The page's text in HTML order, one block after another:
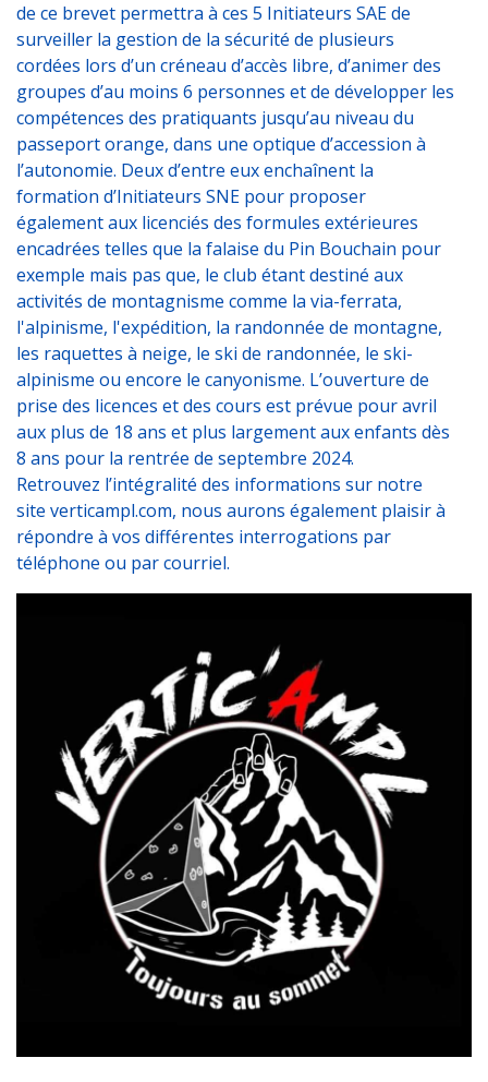
de ce brevet permettra à ces 5 Initiateurs SAE de
surveiller la gestion de la sécurité de plusieurs
cordées lors d’un créneau d’accès libre, d’animer des
groupes d’au moins 6 personnes et de développer les
compétences des pratiquants jusqu’au niveau du
passeport orange, dans une optique d’accession à
l’autonomie. Deux d’entre eux enchaînent la
formation d’Initiateurs SNE pour proposer
également aux licenciés des formules extérieures
encadrées telles que la falaise du Pin Bouchain pour
exemple mais pas que, le club étant destiné aux
activités de montagnisme comme la via-ferrata,
l'alpinisme, l'expédition, la randonnée de montagne,
les raquettes à neige, le ski de randonnée, le ski-
alpinisme ou encore le canyonisme. L’ouverture de
prise des licences et des cours est prévue pour avril
aux plus de 18 ans et plus largement aux enfants dès
8 ans pour la rentrée de septembre 2024.
Retrouvez l’intégralité des informations sur notre
site verticampl.com, nous aurons également plaisir à
répondre à vos différentes interrogations par
téléphone ou par courriel.